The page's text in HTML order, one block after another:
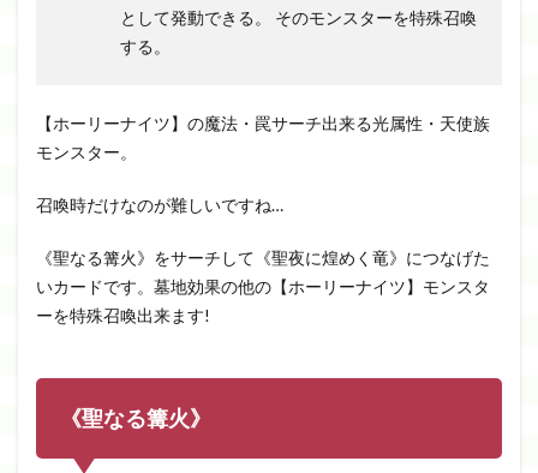
として発動できる。 そのモンスターを特殊召喚
する。
【ホーリーナイツ】の魔法・罠サーチ出来る光属性・天使族
モンスター。
召喚時だけなのが難しいですね…
《聖なる篝火》をサーチして《聖夜に煌めく竜》につなげた
いカードです。墓地効果の他の【ホーリーナイツ】モンスタ
ーを特殊召喚出来ます!
《聖なる篝火》